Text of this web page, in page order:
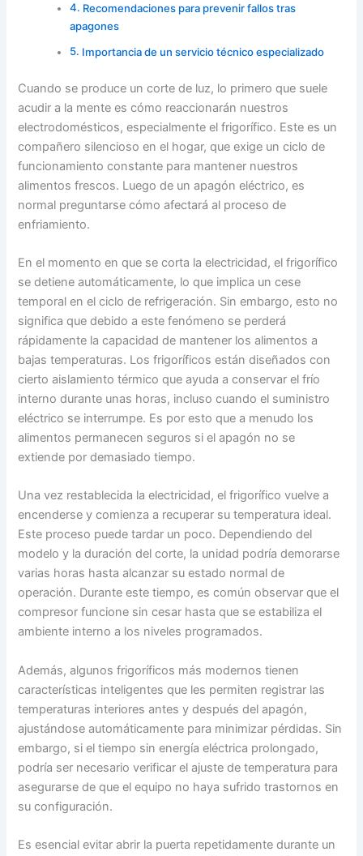
Recomendaciones para prevenir fallos tras
apagones
Importancia de un servicio técnico especializado
Cuando se produce un corte de luz, lo primero que suele
acudir a la mente es cómo reaccionarán nuestros
electrodomésticos, especialmente el frigorífico. Este es un
compañero silencioso en el hogar, que exige un ciclo de
funcionamiento constante para mantener nuestros
alimentos frescos. Luego de un apagón eléctrico, es
normal preguntarse cómo afectará al proceso de
enfriamiento.
En el momento en que se corta la electricidad, el frigorífico
se detiene automáticamente, lo que implica un cese
temporal en el ciclo de refrigeración. Sin embargo, esto no
significa que debido a este fenómeno se perderá
rápidamente la capacidad de mantener los alimentos a
bajas temperaturas. Los frigoríficos están diseñados con
cierto aislamiento térmico que ayuda a conservar el frío
interno durante unas horas, incluso cuando el suministro
eléctrico se interrumpe. Es por esto que a menudo los
alimentos permanecen seguros si el apagón no se
extiende por demasiado tiempo.
Una vez restablecida la electricidad, el frigorífico vuelve a
encenderse y comienza a recuperar su temperatura ideal.
Este proceso puede tardar un poco. Dependiendo del
modelo y la duración del corte, la unidad podría demorarse
varias horas hasta alcanzar su estado normal de
operación. Durante este tiempo, es común observar que el
compresor funcione sin cesar hasta que se estabiliza el
ambiente interno a los niveles programados.
Además, algunos frigoríficos más modernos tienen
características inteligentes que les permiten registrar las
temperaturas interiores antes y después del apagón,
ajustándose automáticamente para minimizar pérdidas. Sin
embargo, si el tiempo sin energía eléctrica prolongado,
podría ser necesario verificar el ajuste de temperatura para
asegurarse de que el equipo no haya sufrido trastornos en
su configuración.
Es esencial evitar abrir la puerta repetidamente durante un